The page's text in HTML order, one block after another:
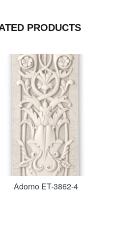
PRODUCTS
Adorno ET-3862-4